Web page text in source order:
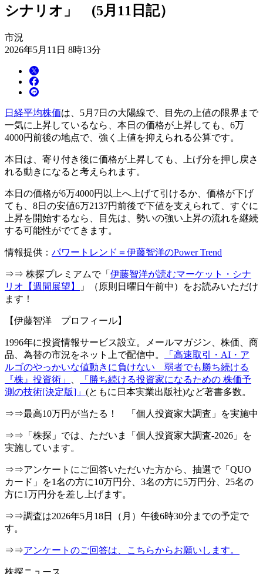
シナリオ」 (5月11日記）
市況
2026年5月11日 8時13分
日経平均株価は、5月7日の大陽線で、目先の上値の限界まで
一気に上昇しているなら、本日の価格が上昇しても、6万
4000円前後の地点で、強く上値を抑えられる公算です。
本日は、寄り付き後に価格が上昇しても、上げ分を押し戻さ
れる動きになると考えられます。
本日の価格が6万4000円以上へ上げて引けるか、価格が下げ
ても、8日の安値6万2137円前後で下値を支えられて、すぐに
上昇を開始するなら、目先は、勢いの強い上昇の流れを継続
する可能性がでてきます。
情報提供： パワートレンド＝伊藤智洋のPower Trend
⇒⇒ 株探プレミアムで「 伊藤智洋が読むマーケット・シナ
リオ【週間展望】
」（原則日曜日午前中）をお読みいただけ
ます！
【伊藤智洋 プロフィール】
1996年に投資情報サービス設立。メールマガジン、株価、商
品、為替の市況をネット上で配信中。
「高速取引・AI・ア
ルゴのやっかいな値動きに負けない 弱者でも勝ち続ける
『株』投資術」
「勝ち続ける投資家になるための 株価予
測の技術[決定版]」 (ともに日本実業出版社)など著書多数。
⇒⇒最高10万円が当たる！ 「個人投資家大調査」を実施中
⇒⇒「株探」では、ただいま「個人投資家大調査-2026」を
実施しています。
⇒⇒アンケートにご回答いただいた方から、抽選で「QUO
カード」を1名の方に10万円分、3名の方に5万円分、25名の
方に1万円分を差し上げます。
⇒⇒調査は2026年5月18日（月）午後6時30分までの予定で
す。
⇒⇒アンケートのご回答は、こちらからお願いします。
株探ニュース